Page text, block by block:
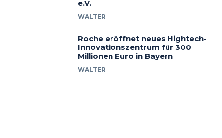
e.V.
WALTER
Roche eröffnet neues Hightech-
Innovationszentrum für 300
Millionen Euro in Bayern
WALTER